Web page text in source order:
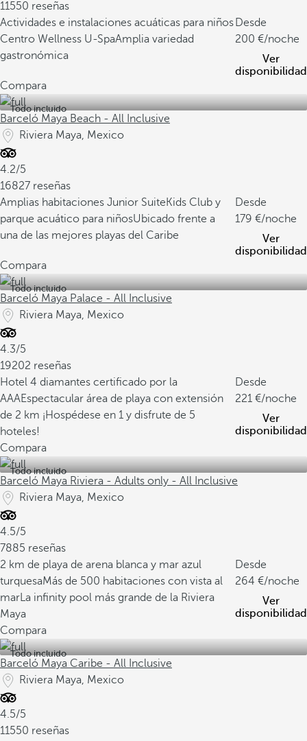
11550 reseñas
Actividades e instalaciones acuáticas para niños
Centro Wellness U-SpaAmplia variedad
gastronómica
Desde
200
/noche
Ver
disponibilidad
Compara
Todo incluido
Barceló Maya Beach - All Inclusive
Riviera Maya, Mexico
4.2/5
16827 reseñas
Amplias habitaciones Junior SuiteKids Club y
parque acuático para niñosUbicado frente a
una de las mejores playas del Caribe
Desde
179
/noche
Ver
disponibilidad
Compara
Todo incluido
Barceló Maya Palace - All Inclusive
Riviera Maya, Mexico
4.3/5
19202 reseñas
Hotel 4 diamantes certificado por la
AAAEspectacular área de playa con extensión
de 2 km ¡Hospédese en 1 y disfrute de 5
hoteles!
Desde
221
/noche
Ver
disponibilidad
Compara
Todo incluido
Barceló Maya Riviera - Adults only - All Inclusive
Riviera Maya, Mexico
4.5/5
7885 reseñas
2 km de playa de arena blanca y mar azul
turquesaMás de 500 habitaciones con vista al
marLa infinity pool más grande de la Riviera
Maya
Desde
264
/noche
Ver
disponibilidad
Compara
Todo incluido
Barceló Maya Caribe - All Inclusive
Riviera Maya, Mexico
4.5/5
11550 reseñas